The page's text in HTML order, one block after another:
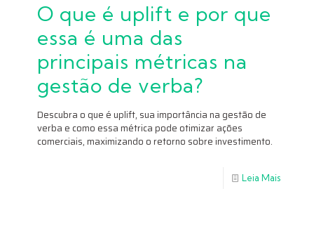
O que é uplift e por que
essa é uma das
principais métricas na
gestão de verba?
Descubra o que é uplift, sua importância na gestão de
verba e como essa métrica pode otimizar ações
comerciais, maximizando o retorno sobre investimento.
Leia Mais